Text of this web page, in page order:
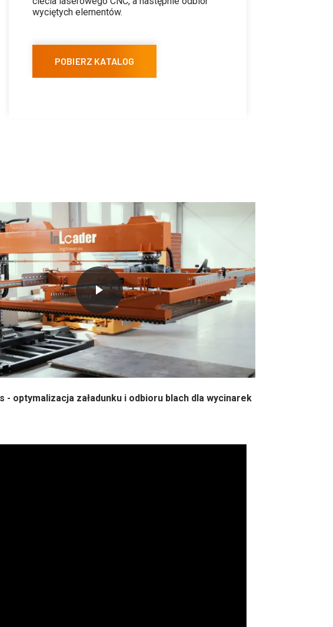
wyciętych elementów.
POBIERZ KATALOG
- optymalizacja załadunku i odbioru blach dla wycinarek